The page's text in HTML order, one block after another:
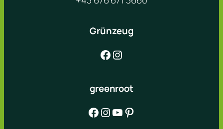
Grünzeug
Facebook Instagram
greenroot
Facebook Instagram YouTube Pinterest